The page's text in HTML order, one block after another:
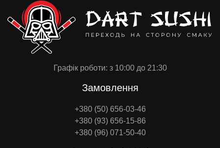
Графік роботи: з 10:00 до 21:30
Замовлення
+380 (50) 656-03-46
+380 (93) 656-15-86
+380 (96) 071-50-40